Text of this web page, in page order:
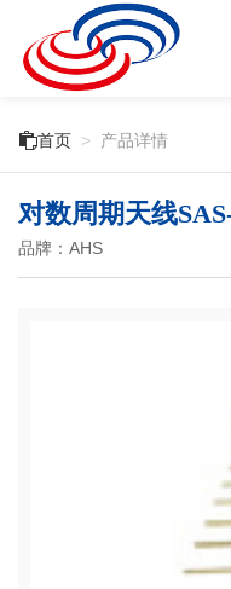
首页 > 产品详情
对数周期天线
品牌：AHS